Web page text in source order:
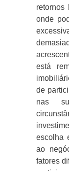
retornos
onde
está
de
nas
escolha
ao
fatores